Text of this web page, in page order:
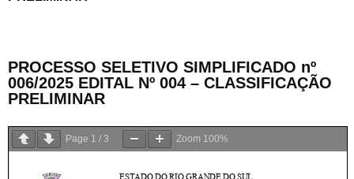
PROCESSO SELETIVO SIMPLIFICADO nº
006/2025 EDITAL Nº 004 – CLASSIFICAÇÃO
PRELIMINAR
Page 1 / 3 Zoom 100%